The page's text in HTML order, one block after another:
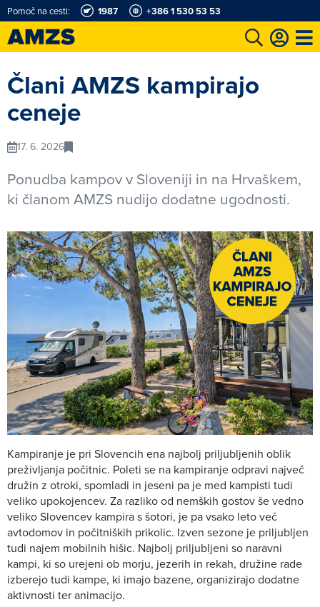
Pomoč na cesti: 1987 +386 1 530 53 53
Člani AMZS kampirajo
ceneje
17. 6. 2026
Ponudba kampov v Sloveniji in na Hrvaškem,
ki članom AMZS nudijo dodatne ugodnosti.
Kampiranje je pri Slovencih ena najbolj priljubljenih oblik
preživljanja počitnic. Poleti se na kampiranje odpravi največ
družin z otroki, spomladi in jeseni pa je med kampisti tudi
veliko upokojencev. Za razliko od nemških gostov še vedno
veliko Slovencev kampira s šotori, je pa vsako leto več
avtodomov in počitniških prikolic. Izven sezone je priljubljen
tudi najem mobilnih hišic. Najbolj priljubljeni so naravni
kampi, ki so urejeni ob morju, jezerih in rekah, družine rade
izberejo tudi kampe, ki imajo bazene, organizirajo dodatne
aktivnosti ter animacijo.